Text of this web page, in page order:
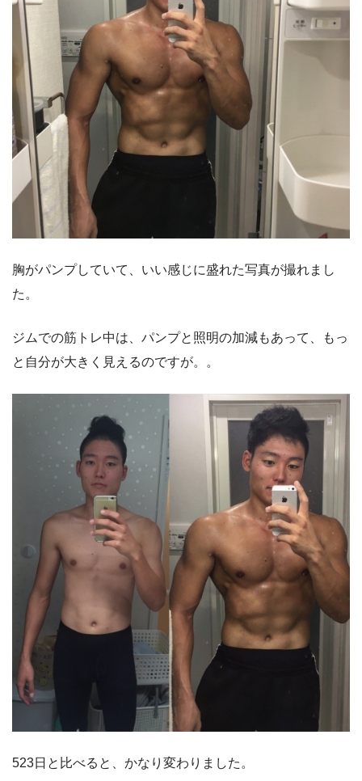
胸がパンプしていて、いい感じに盛れた写真が撮れまし
た。
ジムでの筋トレ中は、パンプと照明の加減もあって、もっ
と自分が大きく見えるのですが。。
523日と比べると、かなり変わりました。